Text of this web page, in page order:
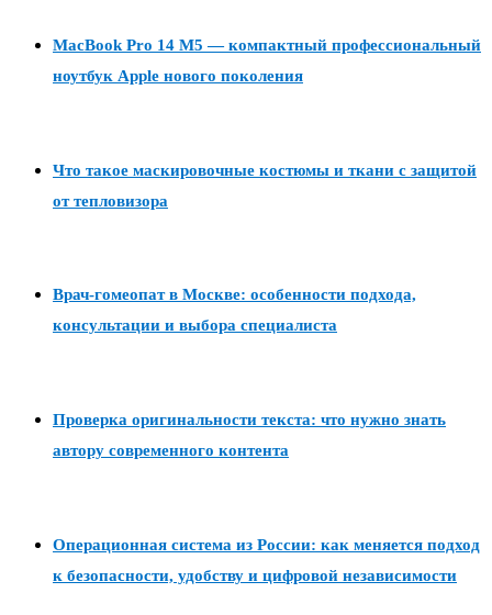
MacBook Pro 14 M5 — компактный профессиональный
ноутбук Apple нового поколения
Что такое маскировочные костюмы и ткани с защитой
от тепловизора
Врач-гомеопат в Москве: особенности подхода,
консультации и выбора специалиста
Проверка оригинальности текста: что нужно знать
автору современного контента
Операционная система из России: как меняется подход
к безопасности, удобству и цифровой независимости